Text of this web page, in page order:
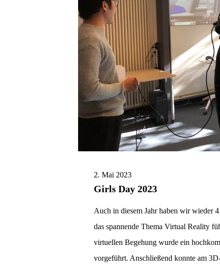
2. Mai 2023
Girls Day 2023
Auch in diesem Jahr haben wir wieder
das spannende Thema Virtual Reality
virtuellen Begehung wurde ein
vorgeführt. Anschließend konnte am